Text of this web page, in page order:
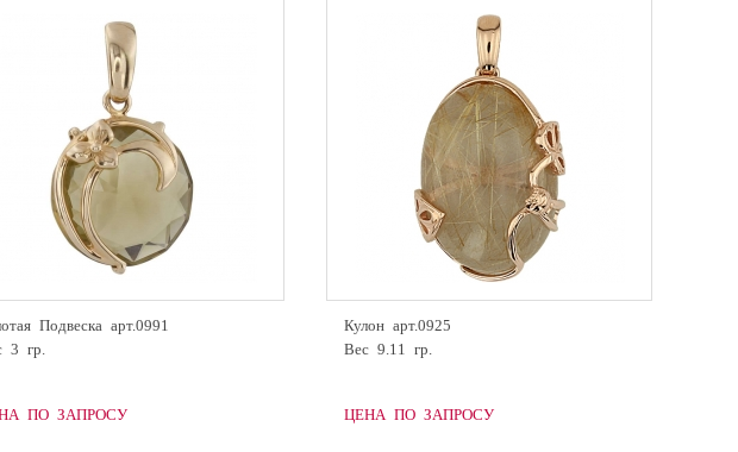
Подвеска арт.0991
3 гр.
ПО ЗАПРОСУ
Кулон арт.0925
Вес 9.11 гр.
ЦЕНА ПО ЗАПРОСУ